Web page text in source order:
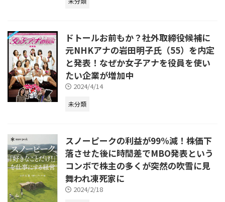
ドトールお前もか？社外取締役候補に
元NHKアナの岩田明子氏（55）を内定
と発表！なぜか女子アナを役員を使い
たい企業が増加中
2024/4/14
未分類
スノーピークの利益が99%減！株価下
落させた後に時間差でMBO発表という
コンボで株主の多くが突然の吹雪に見
舞われ凍死家に
2024/2/18